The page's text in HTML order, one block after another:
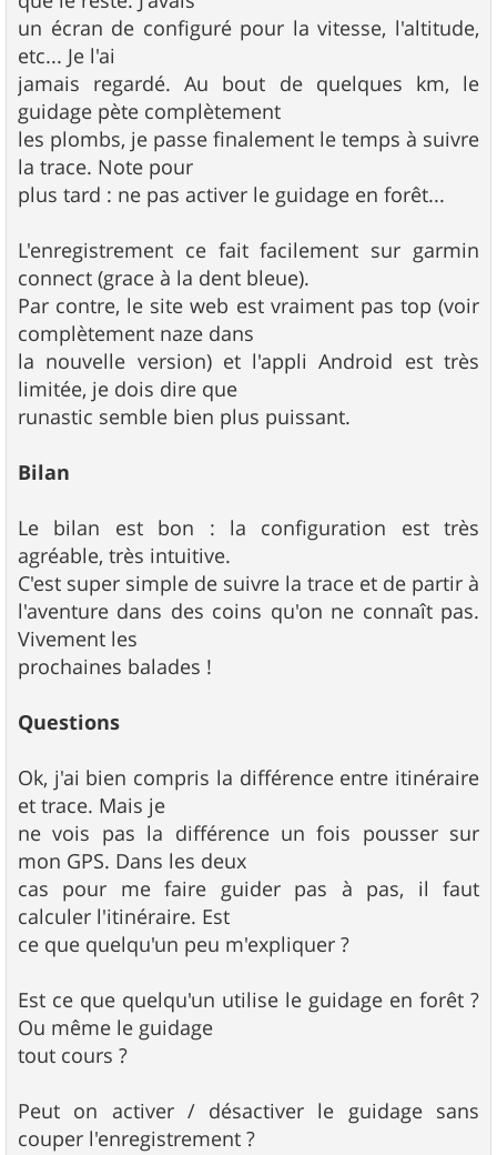
un écran de configuré pour la vitesse, l'altitude,
etc... Je l'ai
jamais regardé. Au bout de quelques km, le
guidage pète complètement
les plombs, je passe finalement le temps à suivre
la trace. Note pour
plus tard : ne pas activer le guidage en forêt...
L'enregistrement ce fait facilement sur garmin
connect (grace à la dent bleue).
Par contre, le site web est vraiment pas top (voir
complètement naze dans
la nouvelle version) et l'appli Android est très
limitée, je dois dire que
runastic semble bien plus puissant.
Bilan
Le bilan est bon : la configuration est très
agréable, très intuitive.
C'est super simple de suivre la trace et de partir à
l'aventure dans des coins qu'on ne connaît pas.
Vivement les
prochaines balades !
Questions
Ok, j'ai bien compris la différence entre itinéraire
et trace. Mais je
ne vois pas la différence un fois pousser sur
mon GPS. Dans les deux
cas pour me faire guider pas à pas, il faut
calculer l'itinéraire. Est
ce que quelqu'un peu m'expliquer ?
Est ce que quelqu'un utilise le guidage en forêt ?
Ou même le guidage
tout cours ?
Peut on activer / désactiver le guidage sans
couper l'enregistrement ?